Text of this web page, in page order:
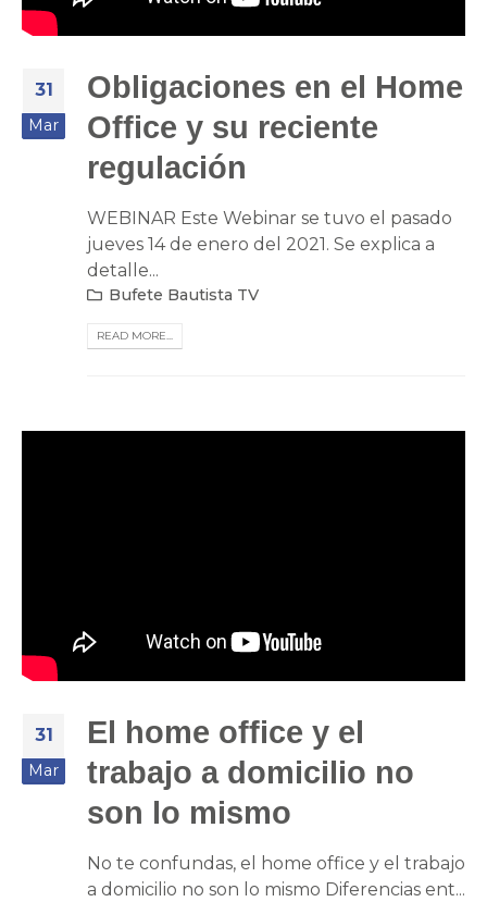
31
Mar
Obligaciones en el Home
Office y su reciente
regulación
WEBINAR Este Webinar se tuvo el pasado
jueves 14 de enero del 2021. Se explica a
detalle...
Bufete Bautista TV
READ MORE...
31
Mar
El home office y el
trabajo a domicilio no
son lo mismo
No te confundas, el home office y el trabajo
a domicilio no son lo mismo Diferencias ent...